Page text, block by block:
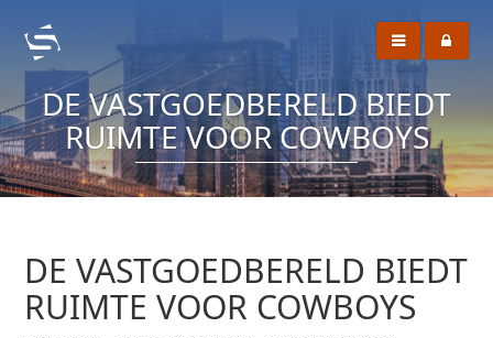
DE VASTGOEDBERELD BIEDT
RUIMTE VOOR COWBOYS
DE VASTGOEDBERELD BIEDT
RUIMTE VOOR COWBOYS